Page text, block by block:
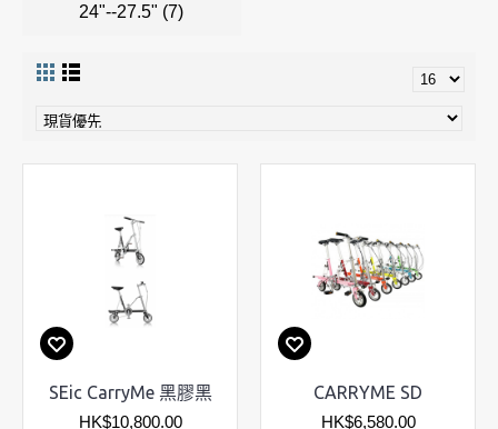
24"--27.5" (7)
SEic CarryMe 黑膠黑
HK$10,800.00
CARRYME SD
HK$6,580.00